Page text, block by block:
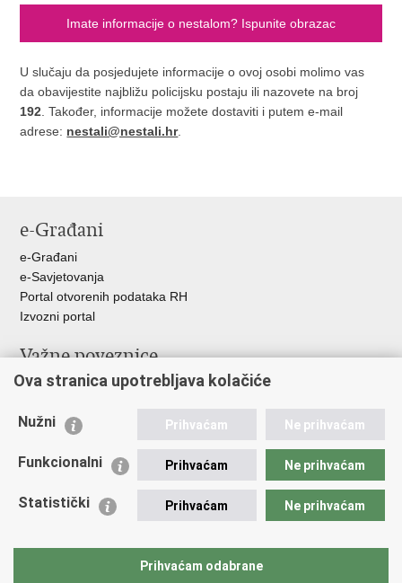
Imate informacije o nestalom? Ispunite obrazac
U slučaju da posjedujete informacije o ovoj osobi molimo vas
da obavijestite najbližu policijsku postaju ili nazovete na broj
192. Također, informacije možete dostaviti i putem e-mail
adrese: nestali@nestali.hr.
e-Građani
e-Građani
e-Savjetovanja
Portal otvorenih podataka RH
Izvozni portal
Važne poveznice
Ministarstvo unutarnjih poslova RH
Nestale osobe u Domovinskom ratu (Ministarstvo hrvatskih
Ministarstvo znanosti i obrazovanja
Ova stranica upotrebljava kolačiće
Nužni Prihvaćam Ne prihvaćam
Funkcionalni Prihvaćam Ne prihvaćam
Statistički Prihvaćam Ne prihvaćam
Prihvaćam odabrane